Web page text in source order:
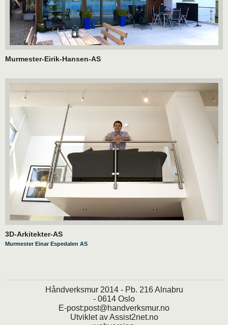
Murmester-Eirik-Hansen-AS
3D-Arkitekter-AS
Murmester Einar Espedalen AS
Håndverksmur 2014 - Pb. 216 Alnabru
- 0614 Oslo
E-post:post@handverksmur.no
Utviklet avAssist2net.no